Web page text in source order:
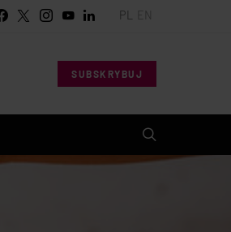
PL EN
SUBSKRYBUJ